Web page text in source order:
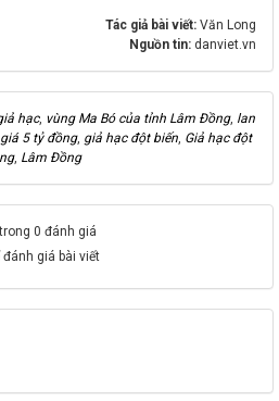
Tác giả bài viết: Văn Long
Nguồn tin: danviet.vn
hạc, vùng Ma Bó của tỉnh Lâm Đồng, lan
5 tỷ đồng, giả hạc đột biến, Giả hạc đột
, Lâm Đồng
0 đánh giá
đánh giá bài viết